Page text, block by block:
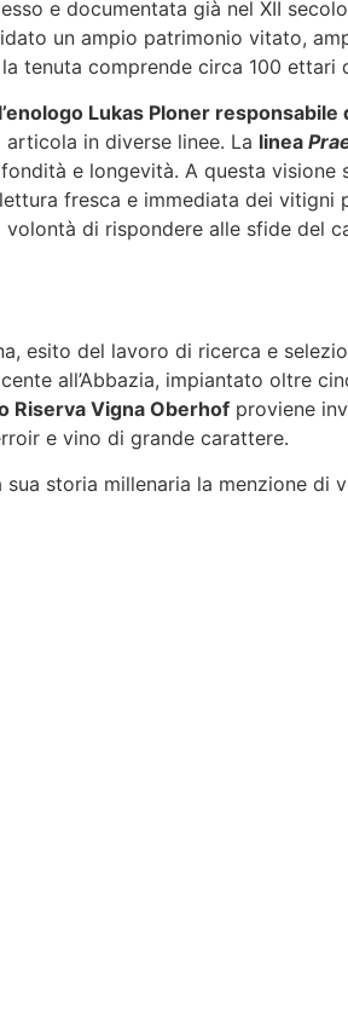
e documentata già nel XII
un ampio patrimonio vitato,
tenuta comprende circa 100
Lukas Ploner
in diverse linee. La linea
e longevità. A questa visione
fresca e immediata dei vitigni
di rispondere alle sfide del
esito del lavoro di ricerca e
all’Abbazia, impiantato oltre
Riserva Vigna Oberhof proviene
e vino di grande carattere.
storia millenaria la menzione di